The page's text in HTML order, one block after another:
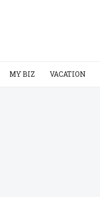
MY BIZ VACATION